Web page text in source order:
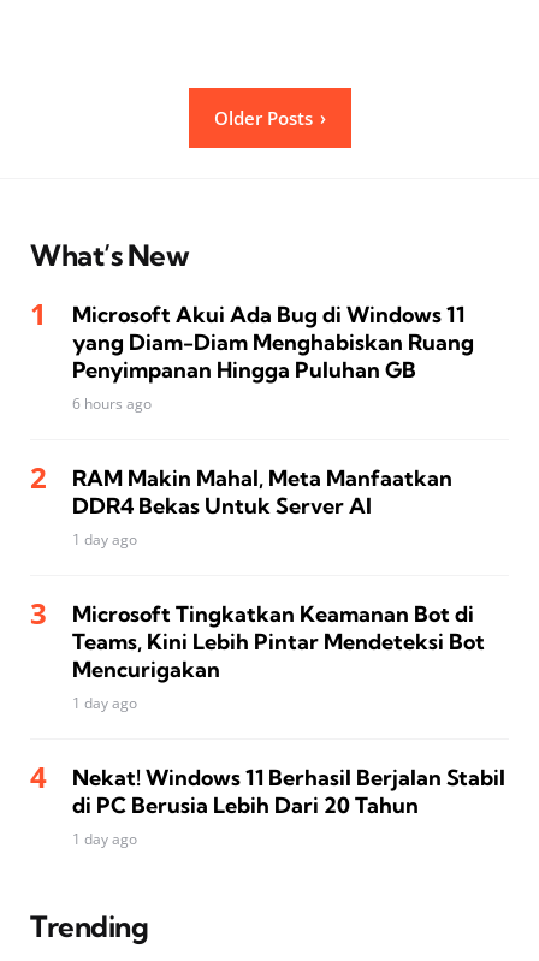
Older Posts
What’s New
Microsoft Akui Ada Bug di Windows 11
yang Diam-Diam Menghabiskan Ruang
Penyimpanan Hingga Puluhan GB
6 hours ago
RAM Makin Mahal, Meta Manfaatkan
DDR4 Bekas Untuk Server AI
1 day ago
Microsoft Tingkatkan Keamanan Bot di
Teams, Kini Lebih Pintar Mendeteksi Bot
Mencurigakan
1 day ago
Nekat! Windows 11 Berhasil Berjalan Stabil
di PC Berusia Lebih Dari 20 Tahun
1 day ago
Trending